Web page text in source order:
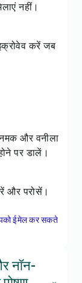
नहीं।
करें जब
और वनीला
पर डालें।
और परोसें।
ईमेल कर सकते
नॉन-